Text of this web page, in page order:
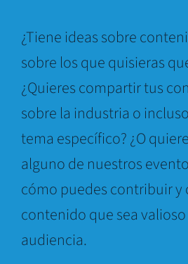
¿Tiene ideas sobre
sobre los que quisieras
¿Quieres compartir tus
sobre la industria o
tema específico? ¿O
alguno de nuestros
cómo puedes contribuir y
contenido que sea
audiencia.